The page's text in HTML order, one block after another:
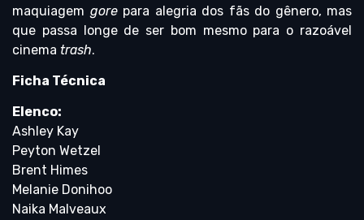
maquiagem gorepara alegria dos fãs do gênero, mas
que passa longe de ser bom mesmo para o razoável
cinema trash.
Ficha Técnica
Elenco:
Ashley Kay
Peyton Wetzel
Brent Himes
Melanie Donihoo
Naika Malveaux